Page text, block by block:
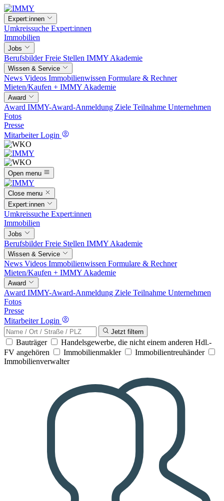
Expert:innen
Umkreissuche Expert:innen
Immobilien
Jobs
BerufsbilderFreie Stellen IMMY Akademie
Wissen & Service
News Videos Immobilienwissen Formulare & Rechner
Mieten/Kaufen + IMMY Akademie
Award
Award IMMY-Award-Anmeldung Ziele Teilnahme Unternehmen
Fotos
Presse
Mitarbeiter Login
Open menu
Close menu
Expert:innen
Umkreissuche Expert:innen
Immobilien
Jobs
BerufsbilderFreie Stellen IMMY Akademie
Wissen & Service
News Videos Immobilienwissen Formulare & Rechner
Mieten/Kaufen + IMMY Akademie
Award
Award IMMY-Award-Anmeldung Ziele Teilnahme Unternehmen
Fotos
Presse
Mitarbeiter Login
Jetzt filtern
Bauträger
Handelsgewerbe, die nicht einem anderen Hdl.-
FV angehören
Immobilienmakler
Immobilientreuhänder
Immobilienverwalter